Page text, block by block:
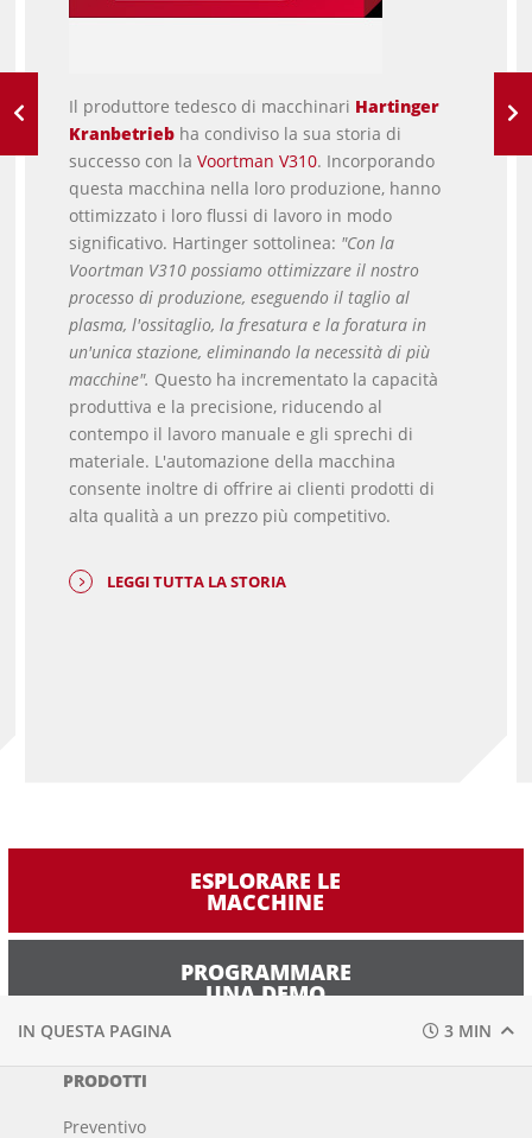
IN QUESTA PAGINA 3 MIN
Il produttore tedesco di macchinari Hartinger
Kranbetrieb ha condiviso la sua storia di
successo con laVoortman V310. Incorporando
questa macchina nella loro produzione, hanno
ottimizzato i loro flussi di lavoro in modo
significativo. Hartinger sottolinea: "Con la
Voortman V310 possiamo ottimizzare il nostro
processo di produzione, eseguendo il taglio al
plasma, l'ossitaglio, la fresatura e la foratura in
un'unica stazione, eliminando la necessità di più
macchine". Questo ha incrementato la capacità
produttiva e la precisione, riducendo al
contempo il lavoro manuale e gli sprechi di
materiale. L'automazione della macchina
consente inoltre di offrire ai clienti prodotti di
alta qualità a un prezzo più competitivo.
LEGGI TUTTA LA STORIA
ESPLORARE LE
MACCHINE
PROGRAMMARE
UNA DEMO
PRODOTTI
Preventivo